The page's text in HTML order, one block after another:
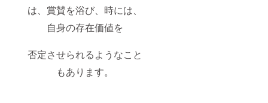
は、賞賛を浴び、時には、
自身の存在価値を
否定させられるようなこと
もあります。